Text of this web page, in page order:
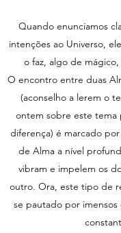
Quando enunciamos
intenções ao Universo,
o faz, algo de
O encontro entre duas
(aconselho a lerem o
ontem sobre este tema
diferença) é marcado
de Alma a nível
vibram e impelem os
outro. Ora, este tipo de
se pautado por imensos